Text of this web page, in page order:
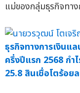
แม่ของกลุ่มธุรกิจทา
ธุรกิจทางการเงินแ
ครึ่งปีแรก 2568 กำ
25.8 สินเชื่อโตร้อย